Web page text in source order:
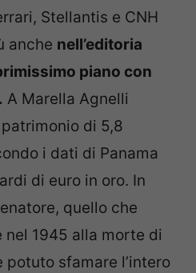
Stellantis e CNH
anche nell’editoria
piano con
A Marella Agnelli
di 5,8
i dati di Panama
di euro in oro. In
quello che
nel 1945 alla morte di
potuto sfamare l’intero